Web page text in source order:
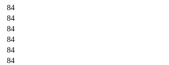
84
84
84
84
84
84